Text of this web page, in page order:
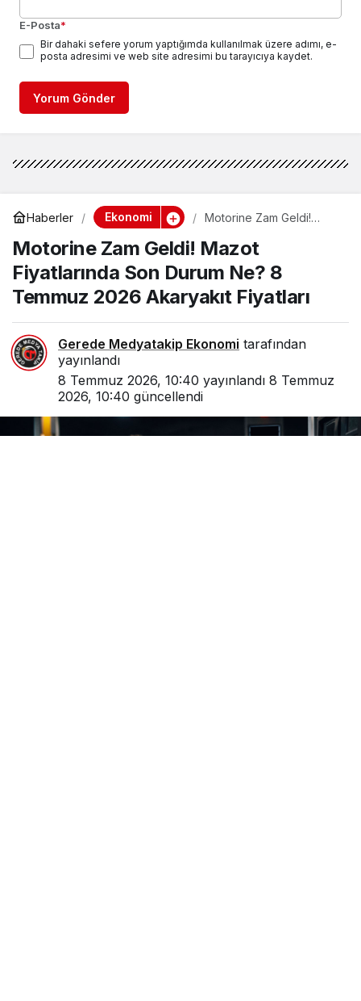
E-Posta*
Bir dahaki sefere yorum yaptığımda kullanılmak üzere adımı, e-
posta adresimi ve web site adresimi bu tarayıcıya kaydet.
Yorum Gönder
Haberler Ekonomi
Motorine Zam Geldi!
Durum Ne? 8 Temmuz
2026 Akaryakıt Fiyatları
Motorine Zam Geldi! Mazot
Fiyatlarında Son Durum Ne? 8
Temmuz 2026 Akaryakıt Fiyatları
Gerede Medyatakip Ekonomi tarafından
yayınlandı
8 Temmuz 2026, 10:40 yayınlandı 8 Temmuz
2026, 10:40 güncellendi